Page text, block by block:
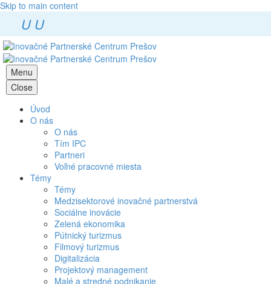
Skip to main content
U U
Menu
Close
Úvod
O nás
O nás
Tím IPC
Partneri
Voľné pracovné miesta
Témy
Témy
Medzisektorové inovačné partnerstvá
Sociálne inovácie
Zelená ekonomika
Pútnický turizmus
Filmový turizmus
Digitalizácia
Projektový management
Malé a stredné podnikanie